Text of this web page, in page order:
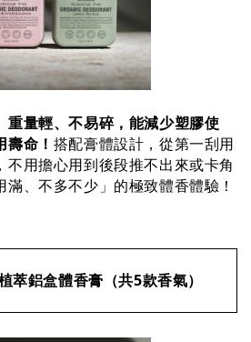
重量輕、不易碎，能減少塑膠使
命！ 搭配膏體設計，從第一刮用
不用擔心用到後段推不出來或卡角
、不多不少」的極致體香體驗！
鋁盒體香膏（共5款香氣）